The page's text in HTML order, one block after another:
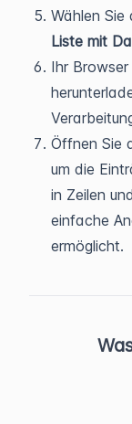
Wählen Sie
Liste mit
Ihr
Öffnen Sie
um die
in Zeilen
einfache
ermöglicht.